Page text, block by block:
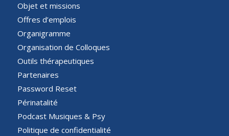
Objet et missions
Offres d’emplois
Organigramme
Organisation de Colloques
Outils thérapeutiques
Partenaires
Password Reset
Périnatalité
Podcast Musiques & Psy
Politique de confidentialité